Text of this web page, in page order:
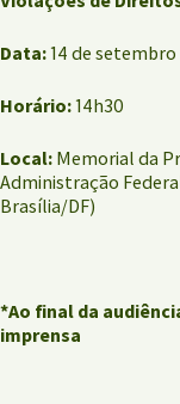
Data:14 de
Horário:14h30
Local: Memorial da
Administração
Brasília/DF)
*Ao final da
imprensa